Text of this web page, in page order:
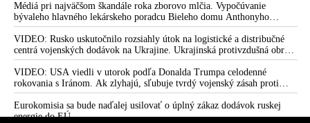
Médiá pri najväčšom škandále roka zborovo mlčia. Vypočúvanie
bývaleho hlavného lekárskeho poradcu Bieleho domu Anthonyho
Fauciho pred výborom amerického Senátu väčšina médií ignorovala
VIDEO: Rusko uskutočnilo rozsiahly útok na logistické a distribučné
centrá vojenských dodávok na Ukrajine. Ukrajinská protivzdušná obrana
nedokázala počas ničivého nočného útoku na Kyjev a jeho okolie
zachytiť ani jednu ruskú raketu
VIDEO: USA viedli v utorok podľa Donalda Trumpa celodenné
rokovania s Iránom. Ak zlyhajú, sľubuje tvrdý vojenský zásah proti
Teheránu
Eurokomisia sa bude naďalej usilovať o úplný zákaz dodávok ruskej
energie do EÚ